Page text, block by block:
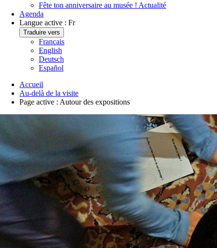
Fête ton anniversaire au musée ! Actualité
Agenda
Langue active : Fr
Traduire vers
Français
English
Deutsch
Español
Accueil
Au-delà de la visite
Page active : Autour des expositions